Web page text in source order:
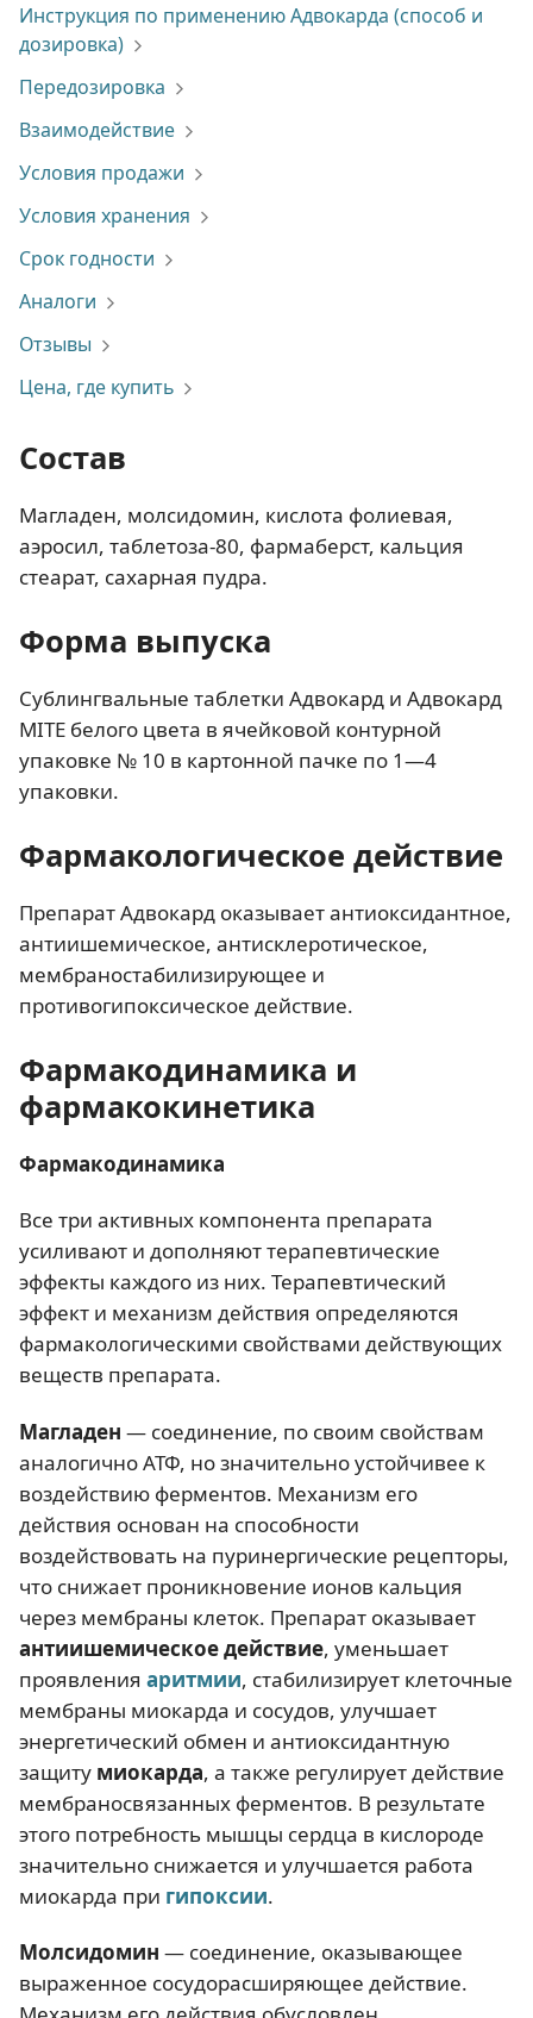
Инструкция по применению Адвокарда (способ и
дозировка)
Передозировка
Взаимодействие
Условия продажи
Условия хранения
Срок годности
Аналоги
Отзывы
Цена, где купить
Состав
Магладен, молсидомин, кислота фолиевая,
аэросил, таблетоза-80, фармаберст, кальция
стеарат, сахарная пудра.
Форма выпуска
Сублингвальные таблетки Адвокард и Адвокард
MITE белого цвета в ячейковой контурной
упаковке № 10 в картонной пачке по 1—4
упаковки.
Фармакологическое действие
Препарат Адвокард оказывает антиоксидантное,
антиишемическое, антисклеротическое,
мембраностабилизирующее и
противогипоксическое действие.
Фармакодинамика и
фармакокинетика
Фармакодинамика
Все три активных компонента препарата
усиливают и дополняют терапевтические
эффекты каждого из них. Терапевтический
эффект и механизм действия определяются
фармакологическими свойствами действующих
веществ препарата.
Магладен — соединение, по своим свойствам
аналогично АТФ, но значительно устойчивее к
воздействию ферментов. Механизм его
действия основан на способности
воздействовать на пуринергические рецепторы,
что снижает проникновение ионов кальция
через мембраны клеток. Препарат оказывает
антиишемическое действие, уменьшает
проявления аритмии, стабилизирует клеточные
мембраны миокарда и сосудов, улучшает
энергетический обмен и антиоксидантную
защиту миокарда, а также регулирует действие
мембраносвязанных ферментов. В результате
этого потребность мышцы сердца в кислороде
значительно снижается и улучшается работа
миокарда при гипоксии.
Молсидомин — соединение, оказывающее
выраженное сосудорасширяющее действие.